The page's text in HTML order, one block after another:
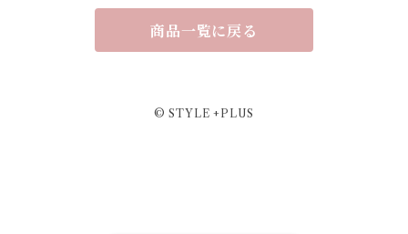
ＯＫＯＵ - ＤＡＩ
商品一覧に戻る
© STYLE +PLUS